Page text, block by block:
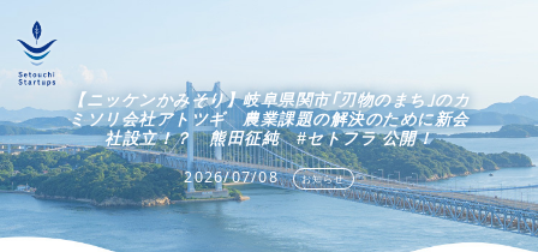
【ニッケンかみそり】岐阜県関市｢刃物のまち｣のカ
ミソリ会社アトツギ 農業課題の解決のために新会
社設立！？ 熊田征純 #セトフラ 公開！
2026/07/08 お知らせ